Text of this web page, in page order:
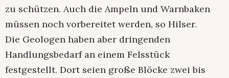
zu schützen. Auch die Ampeln und Warnbaken
müssen noch vorbereitet werden, so Hilser.
Die Geologen haben aber dringenden
Handlungsbedarf an einem Felsstück
festgestellt. Dort seien große Blöcke zwei bis